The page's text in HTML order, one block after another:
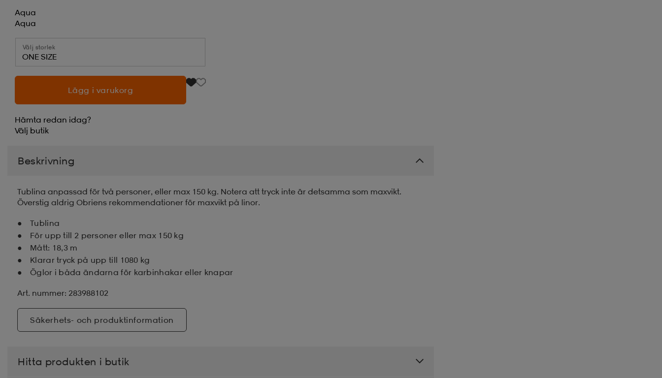
Aqua
Aqua
Välj storlek
ONE SIZE
Lägg i varukorg
Hämta redan idag?
Välj butik
Beskrivning
Tublina anpassad för två personer, eller max 150 kg. Notera att tryck inte är detsamma som maxvikt.
Överstig aldrig Obriens rekommendationer för maxvikt på linor.
Tublina
För upp till 2 personer eller max 150 kg
Mått: 18,3 m
Klarar tryck på upp till 1080 kg
Öglor i båda ändarna för karbinhakar eller knapar
Art. nummer: 283988102
Säkerhets- och produktinformation
Hitta produkten i butik